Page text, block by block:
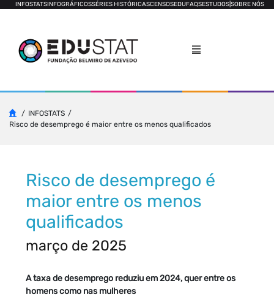
INFOSTATSINFOGRÁFICOSSÉRIES HISTÓRICASCENSOSEDUFAQSESTUDOSSOBRE NÓS
INFOSTATS
Risco de desemprego é maior entre os menos qualificados
Risco de desemprego é
maior entre os menos
qualificados
março de 2025
A taxa de desemprego reduziu em 2024, quer entre os
homens como nas mulheres